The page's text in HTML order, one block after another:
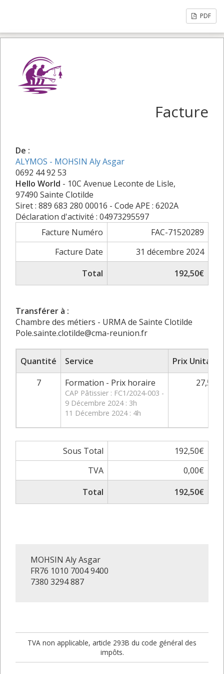
PDF
Facture
De :
ALYMOS - MOHSIN Aly Asgar
0692 44 92 53
Hello World - 10C Avenue Leconte de Lisle,
97490 Sainte Clotilde
Siret : 889 683 280 00016 - Code APE : 6202A
Déclaration d'activité : 04973295597
Facture Numéro
FAC-71520289
Facture Date
31 décembre 2024
Total
192,50€
Transférer à :
Chambre des métiers - URMA de Sainte Clotilde
Pole.sainte.clotilde@cma-reunion.fr
Quantité Service
Prix Unitaire
7
Formation - Prix horaire
CAP Pâtissier : FC1/2024-003 -
9 Décembre 2024 : 3h
11 Décembre 2024 : 4h
27,50€
Sous Total
192,50€
TVA
0,00€
Total
192,50€
MOHSIN Aly Asgar
FR76 1010 7004 9400
7380 3294 887
TVA non applicable, article 293B du code général des
impôts.